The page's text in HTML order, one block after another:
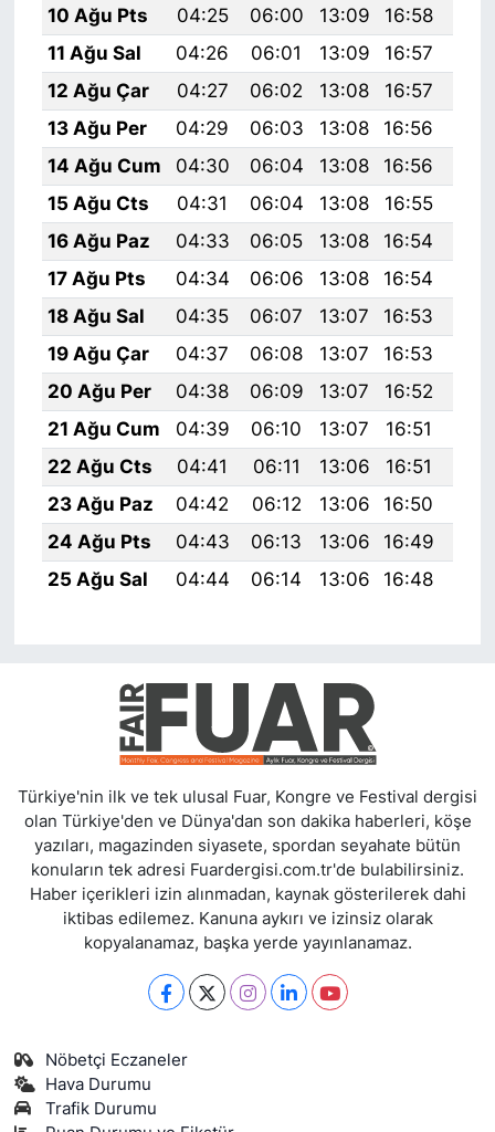
10 Ağu Pts
04:25 06:00 13:09 16:58
11 Ağu Sal
04:26 06:01 13:09 16:57
12 Ağu Çar
04:27 06:02 13:08 16:57
13 Ağu Per
04:29 06:03 13:08 16:56
14 Ağu Cum
04:30 06:04 13:08 16:56
15 Ağu Cts
04:31 06:04 13:08 16:55
16 Ağu Paz
04:33 06:05 13:08 16:54
17 Ağu Pts
04:34 06:06 13:08 16:54
18 Ağu Sal
04:35 06:07 13:07 16:53
19 Ağu Çar
04:37 06:08 13:07 16:53
20 Ağu Per
04:38 06:09 13:07 16:52
21 Ağu Cum
04:39 06:10 13:07 16:51
22 Ağu Cts
04:41 06:11 13:06 16:51
23 Ağu Paz
04:42 06:12 13:06 16:50
24 Ağu Pts
04:43 06:13 13:06 16:49
25 Ağu Sal
04:44 06:14 13:06 16:48
Türkiye'nin ilk ve tek ulusal Fuar, Kongre ve Festival dergisi
olan Türkiye'den ve Dünya'dan son dakika haberleri, köşe
yazıları, magazinden siyasete, spordan seyahate bütün
konuların tek adresi Fuardergisi.com.tr'de bulabilirsiniz.
Haber içerikleri izin alınmadan, kaynak gösterilerek dahi
iktibas edilemez. Kanuna aykırı ve izinsiz olarak
kopyalanamaz, başka yerde yayınlanamaz.
Nöbetçi Eczaneler
Hava Durumu
Trafik Durumu